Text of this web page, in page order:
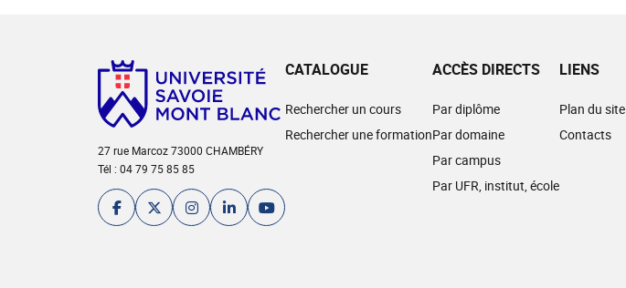
27 rue Marcoz 73000 CHAMBÉRY
Tél : 04 79 75 85 85
CATALOGUE
Rechercher un cours
Rechercher une formation
ACCÈS DIRECTS
Par diplôme
Par domaine
Par campus
Par UFR, institut, école
LIENS
Plan du site
Contacts